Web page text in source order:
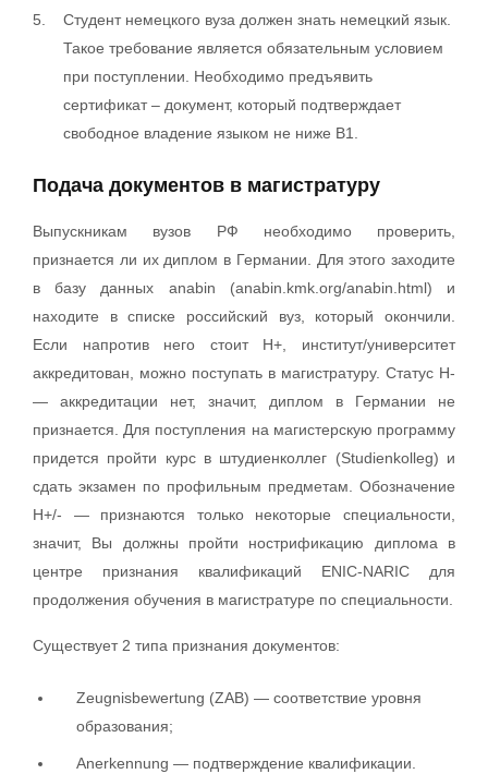
Студент немецкого вуза должен знать немецкий язык.
Такое требование является обязательным условием
при поступлении. Необходимо предъявить
сертификат – документ, который подтверждает
свободное владение языком не ниже B1.
Подача документов в магистратуру
Выпускникам вузов РФ необходимо проверить,
признается ли их диплом в Германии. Для этого заходите
в базу данных anabin (anabin.kmk.org/anabin.html) и
находите в списке российский вуз, который окончили.
Если напротив него стоит H+, институт/университет
аккредитован, можно поступать в магистратуру. Статус H-
— аккредитации нет, значит, диплом в Германии не
признается. Для поступления на магистерскую программу
придется пройти курс в штудиенколлег (Studienkolleg) и
сдать экзамен по профильным предметам. Обозначение
H+/- — признаются только некоторые специальности,
значит, Вы должны пройти нострификацию диплома в
центре признания квалификаций ENIC-NARIC для
продолжения обучения в магистратуре по специальности.
Существует 2 типа признания документов:
Zeugnisbewertung (ZAB) — соответствие уровня
образования;
Anerkennung — подтверждение квалификации.